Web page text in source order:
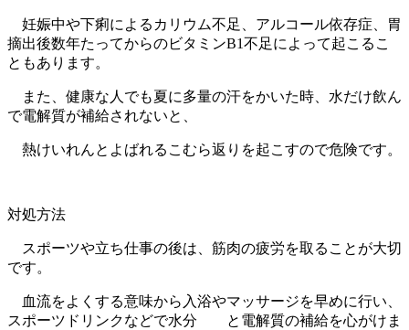
妊娠中や下痢によるカリウム不足、アルコール依存症、胃
摘出後数年たってからのビタミンB1不足によって起こるこ
ともあります。
また、健康な人でも夏に多量の汗をかいた時、水だけ飲ん
で電解質が補給されないと、
熱けいれんとよばれるこむら返りを起こすので危険です。
対処方法
スポーツや立ち仕事の後は、筋肉の疲労を取ることが大切
です。
血流をよくする意味から入浴やマッサージを早めに行い、
スポーツドリンクなどで水分 と電解質の補給を心がけま